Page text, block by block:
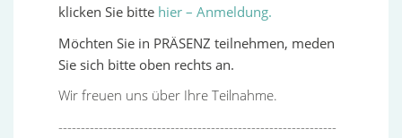
klicken Sie bitte hier – Anmeldung.
Möchten Sie in PRÄSENZ teilnehmen, meden
Sie sich bitte oben rechts an.
Wir freuen uns über Ihre Teilnahme.
--------------------------------------------------------------